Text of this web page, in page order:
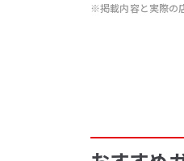
※掲載内容と実際の